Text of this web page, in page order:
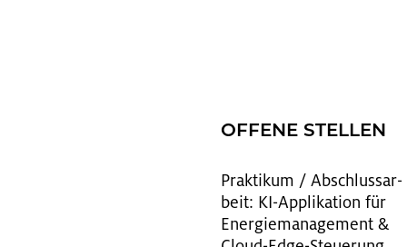
OF­FE­NE STEL­LEN
Prak­ti­kum / Ab­schluss­ar­
beit: KI-Ap­pli­ka­ti­on für
En­er­gie­ma­nage­ment &